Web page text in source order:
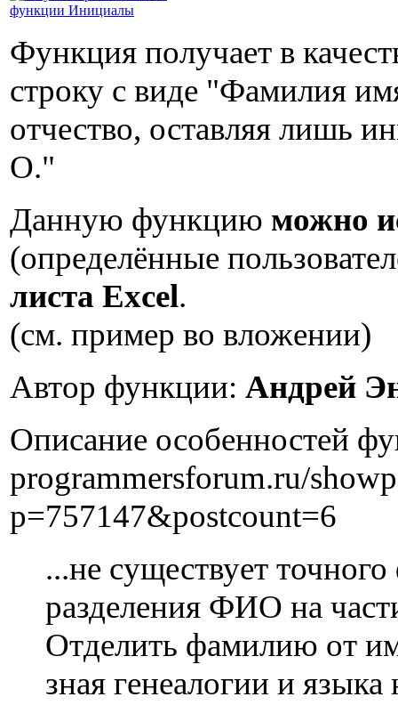
Функция получает в
строку с виде "Фамилия
отчество, оставляя лишь
О."
Данную функцию можно
(определённые
листа Excel.
(см. пример во вложении)
Автор функции: Андрей
Описание особенностей
programmersforum.ru/
p=757147&postcount=6
...не существует
разделения ФИО на
Отделить фамилию от
зная генеалогии и